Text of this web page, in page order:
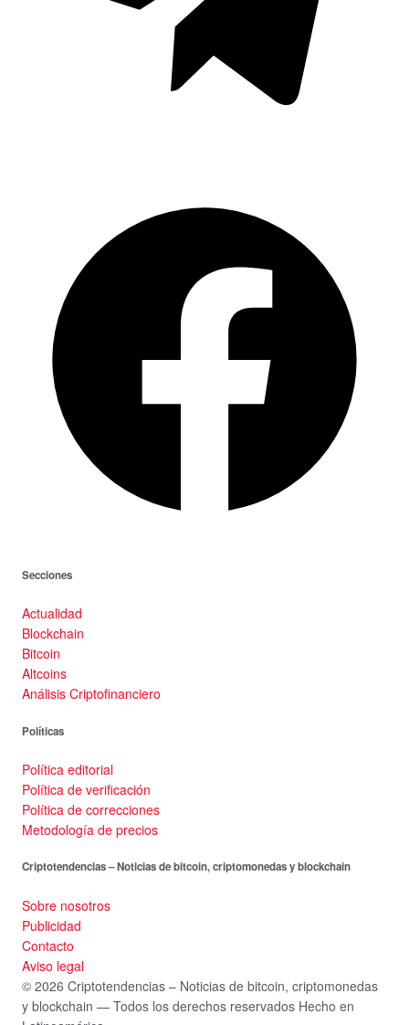
Secciones
Actualidad
Blockchain
Bitcoin
Altcoins
Análisis Criptofinanciero
Políticas
Política editorial
Política de verificación
Política de correcciones
Metodología de precios
Criptotendencias – Noticias de bitcoin, criptomonedas y blockchain
Sobre nosotros
Publicidad
Contacto
Aviso legal
© 2026 Criptotendencias – Noticias de bitcoin, criptomonedas
y blockchain — Todos los derechos reservados Hecho en